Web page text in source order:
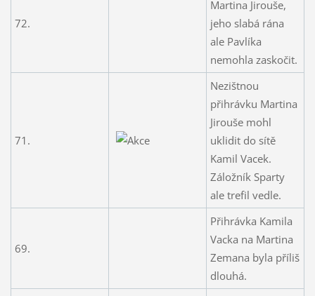
72.
Martina Jirouše,
jeho slabá rána
ale Pavlíka
nemohla zaskočit.
71.
Nezištnou
přihrávku Martina
Jirouše mohl
uklidit do sítě
Kamil Vacek.
Záložník Sparty
ale trefil vedle.
69.
Přihrávka Kamila
Vacka na Martina
Zemana byla příliš
dlouhá.